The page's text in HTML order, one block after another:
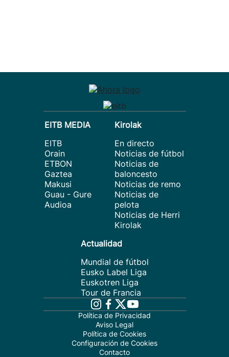
EITB MEDIA
EITB
Orain
ETBON
Gaztea
Makusi
Guau - Gure
Audioa
Kirolak
En directo
Noticias de fútbol
Noticias de
baloncesto
Noticias de remo
Noticias de
pelota
Noticias de Herri
Kirolak
Actualidad
Mundial de fútbol
Eusko Label Liga
Euskotren Liga
Tour de Francia
Política de Privacidad
Aviso Legal
Política de Cookies
Configuración de Cookies
Contacto